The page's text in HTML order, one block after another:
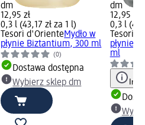
dm
12,95 zł
0,3 l (43,17 zł za 1 l)
Tesori d'OrienteMydło w
płynie Biztantium, 300 ml
(0)
Dostawa dostępna
Wybierz sklep dm
dm
12,95 zł
0,3 l
Tesori
płynie
ml